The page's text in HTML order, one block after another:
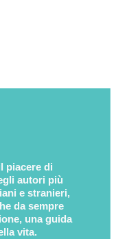
piacere di
autori più
e stranieri,
da sempre
una guida
vita.